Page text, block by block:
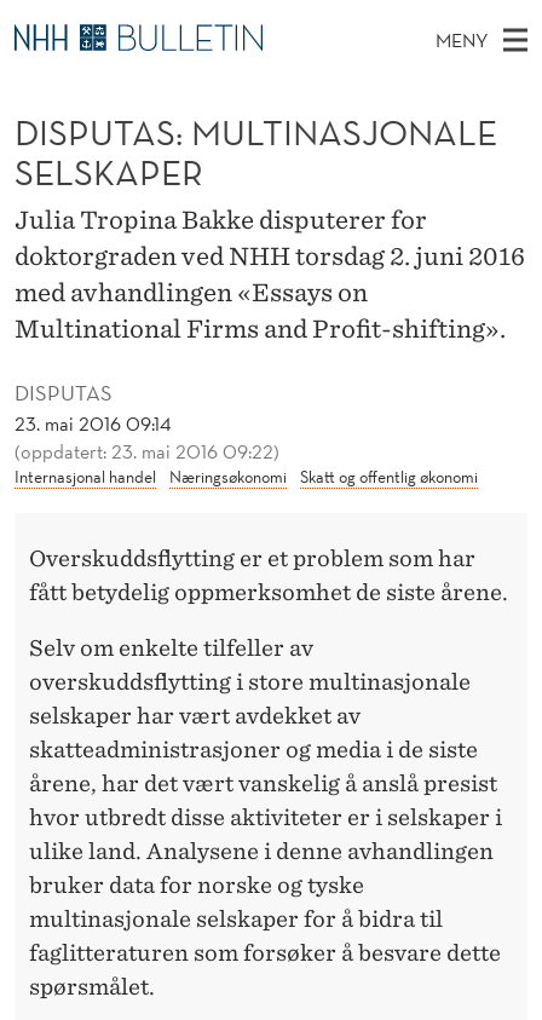
D
S
P
U
T
A
S
M
U
MENY
V
E
D
M
E
N
K
I
N
E
T
T
S
T
E
E
Stipendiater og nye forskerprofiler
Disputaser
Ekspertutvalg
Om Bulletin
DISPUTAS
23. mai 2016 09:14
(oppdatert: 23. mai 2016 09:22)
Internasjonal handel Næringsøkonomi Skatt og offentlig økonomi
DISPUTAS: MULTINASJONALE
SELSKAPER
Julia Tropina Bakke disputerer for
doktorgraden ved NHH torsdag 2. juni 2016
med avhandlingen «Essays on
Multinational Firms and Profit-shifting».
Overskuddsflytting er et problem som har
fått betydelig oppmerksomhet de siste årene.
Selv om enkelte tilfeller av
overskuddsflytting i store multinasjonale
selskaper har vært avdekket av
skatteadministrasjoner og media i de siste
årene, har det vært vanskelig å anslå presist
hvor utbredt disse aktiviteter er i selskaper i
ulike land. Analysene i denne avhandlingen
bruker data for norske og tyske
multinasjonale selskaper for å bidra til
faglitteraturen som forsøker å besvare dette
spørsmålet.